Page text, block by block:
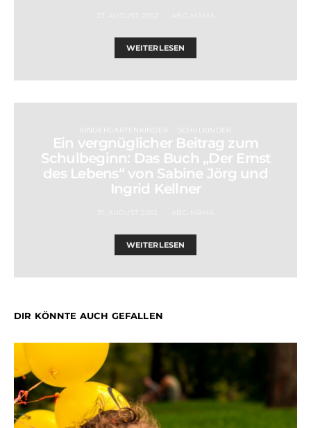
WEITERLESEN
KINDERGARTENKINDER SCHULKINDER
Ein vergnüglicher Beitrag zum
Schulbeginn: Das Buch „Der Ernst
des Lebens“ von Sabine Jörg und
Ingrid Kellner
WEITERLESEN
DIR KÖNNTE AUCH GEFALLEN